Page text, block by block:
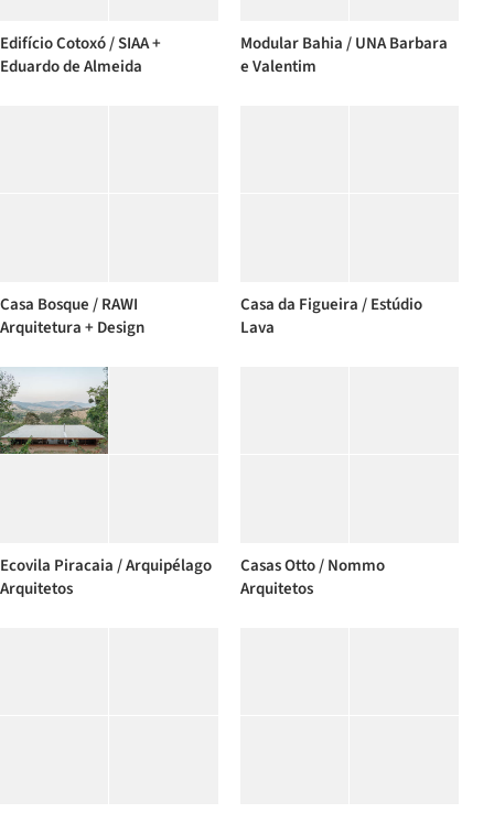
Edifício Cotoxó / SIAA +
Eduardo de Almeida
Modular Bahia / UNA Barbara
e Valentim
Casa Bosque / RAWI
Arquitetura + Design
Casa da Figueira / Estúdio
Lava
Ecovila Piracaia / Arquipélago
Arquitetos
Casas Otto / Nommo
Arquitetos